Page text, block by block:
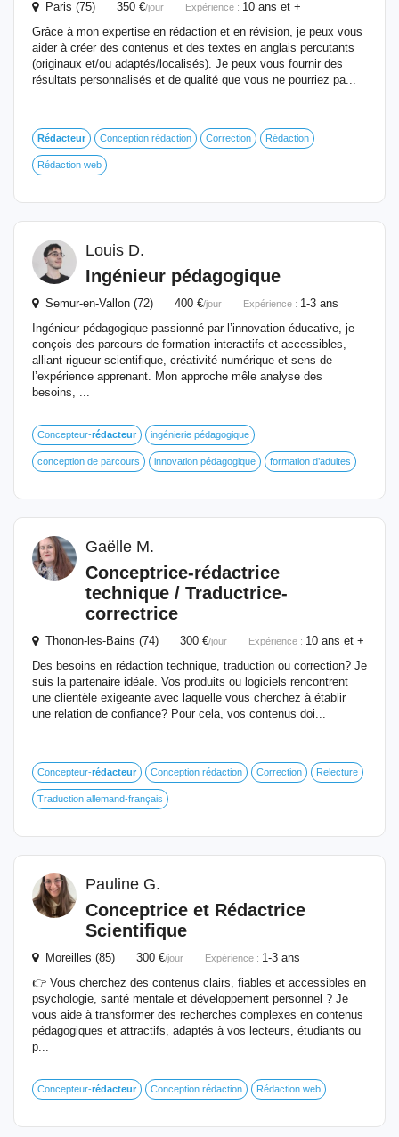
Paris (75) 350 €/jour Expérience : 10 ans et +
Grâce à mon expertise en rédaction et en révision, je peux vous
aider à créer des contenus et des textes en anglais percutants
(originaux et/ou adaptés/localisés). Je peux vous fournir des
résultats personnalisés et de qualité que vous ne pourriez pa...
Rédacteur Conception rédaction Correction Rédaction
Rédaction web
Louis D.
Ingénieur pédagogique
Semur-en-Vallon (72) 400 €/jour Expérience : 1-3 ans
Ingénieur pédagogique passionné par l’innovation éducative, je
conçois des parcours de formation interactifs et accessibles,
alliant rigueur scientifique, créativité numérique et sens de
l’expérience apprenant. Mon approche mêle analyse des
besoins, ...
Concepteur-rédacteur ingénierie pédagogique
conception de parcours innovation pédagogique formation d’adultes
Gaëlle M.
Conceptrice-rédactrice
technique / Traductrice-
correctrice
Thonon-les-Bains (74) 300 €/jour Expérience : 10 ans et +
Des besoins en rédaction technique, traduction ou correction? Je
suis la partenaire idéale. Vos produits ou logiciels rencontrent
une clientèle exigeante avec laquelle vous cherchez à établir
une relation de confiance? Pour cela, vos contenus doi...
Concepteur-rédacteur Conception rédaction Correction Relecture
Traduction allemand-français
Pauline G.
Conceptrice et Rédactrice
Scientifique
Moreilles (85) 300 €/jour Expérience : 1-3 ans
👉 Vous cherchez des contenus clairs, fiables et accessibles en
psychologie, santé mentale et développement personnel ? Je
vous aide à transformer des recherches complexes en contenus
pédagogiques et attractifs, adaptés à vos lecteurs, étudiants ou
p...
Concepteur-rédacteur Conception rédaction Rédaction web